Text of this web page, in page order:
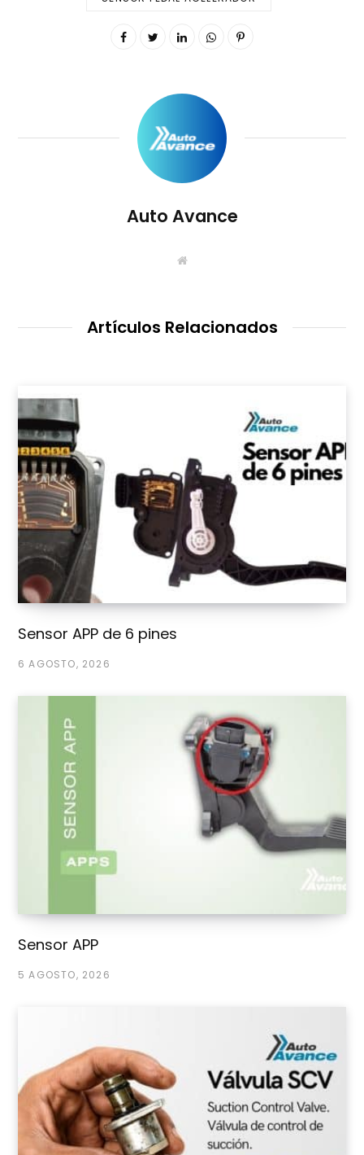
Auto Avance
S
e
Artículos Relacionados
Sensor APP de 6 pines
6 AGOSTO, 2026
Sensor APP
5 AGOSTO, 2026